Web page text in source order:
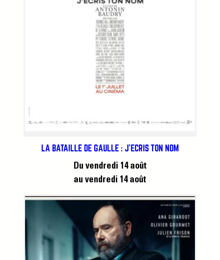
LA BATAILLE DE GAULLE : J’ÉCRIS TON NOM
Du vendredi 14 août
au vendredi 14 août